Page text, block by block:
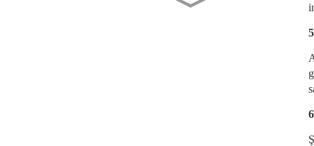
Kumlu ve Rüzgarlı Bölgeler